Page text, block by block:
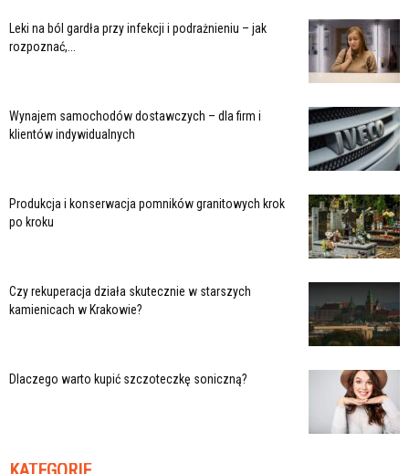
Leki na ból gardła przy infekcji i podrażnieniu – jak
rozpoznać,...
Wynajem samochodów dostawczych – dla firm i
klientów indywidualnych
Produkcja i konserwacja pomników granitowych krok
po kroku
Czy rekuperacja działa skutecznie w starszych
kamienicach w Krakowie?
Dlaczego warto kupić szczoteczkę soniczną?